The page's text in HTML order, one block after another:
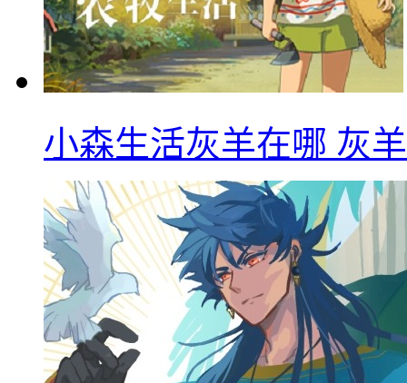
小森生活灰羊在哪 灰